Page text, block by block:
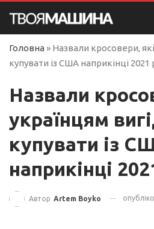
Головна » Назвали кросовери,
купувати із США наприкінці 2021
Назвали
українцям
купувати із
наприкінці
Автор Artem Boyko